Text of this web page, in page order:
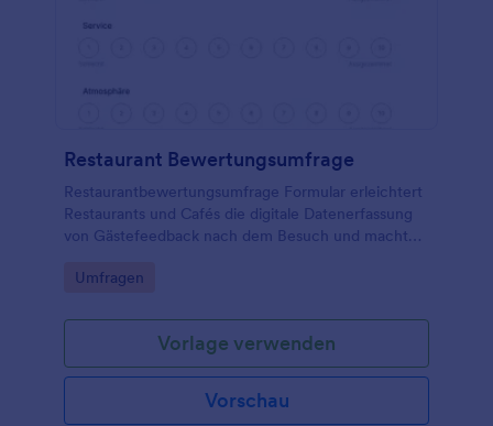
Restaurant Bewertungsumfrage
Restaurantbewertungsumfrage Formular erleichtert
Restaurants und Cafés die digitale Datenerfassung
von Gästefeedback nach dem Besuch und macht
Go to Category:
Umfragen
Vorlage verwenden
Vorschau